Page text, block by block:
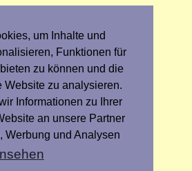
um Inhalte und
Funktionen für
zu können und die
Website zu analysieren.
Informationen zu Ihrer
an unsere Partner
Werbung und Analysen